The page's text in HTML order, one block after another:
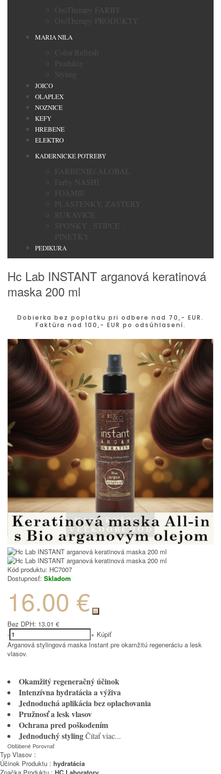
OroTherapy FARBY
OroTherapy PRODUKTY
MARIA NILA
Color Refresh
Produkty
Styling
JOICO
OLAPLEX
NOZNICE
KEFY
HREBENE
ELEKTRO
KADERNICKE POTREBY
FARBENIE/ ALOBAL
Farby NASHI
FOAMIE
PLASTENKY, ZASTERY
RUKAVICE
SPONKY , STIPCE ,
PINETKY
PEDIKURA
Hc Lab INSTANT arganová keratinová
maska 200 ml
Dobierka bez poplatku pri odbere nad 70,- EUR.
Faktúra nad 100,- EUR po odsúhlasení.
Kód produktu: HC7007
Dostupnosť: Skladom
16.00 €
Bez DPH: 13.01 €
-
+ Kúpiť
Arganová stylingová maska Instant pre okamžitú regeneráciu a lesk
vlasov.
Okamžitý regeneračný účinok
Intenzívna hydratácia a výživa
Jednoduchá aplikácia bez oplachovania
Pružnosť a lesk vlasov
Ochrana pred poškodením
Jednoduchý stylingČítať viac...
Obľúbené Porovnať
Typ Vlasov :
Účinok Produktu : hydratácia